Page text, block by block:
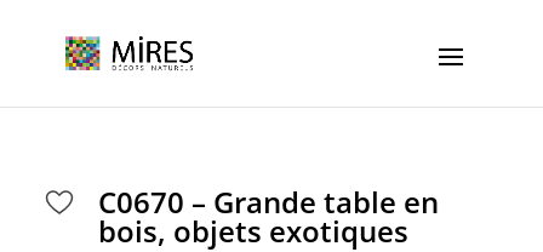
C0670 – Grande table en
bois, objets exotiques